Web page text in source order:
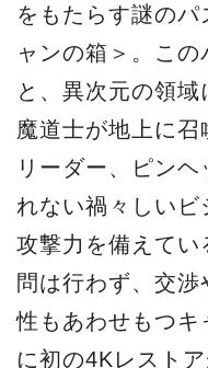
をもたらす謎の
ャンの箱＞。この
と、異次元の領
魔道士が地上に
リーダー、ピン
れない禍々しいビ
攻撃力を備えて
問は行わず、交
性もあわせもつ
に初の4Kレスト